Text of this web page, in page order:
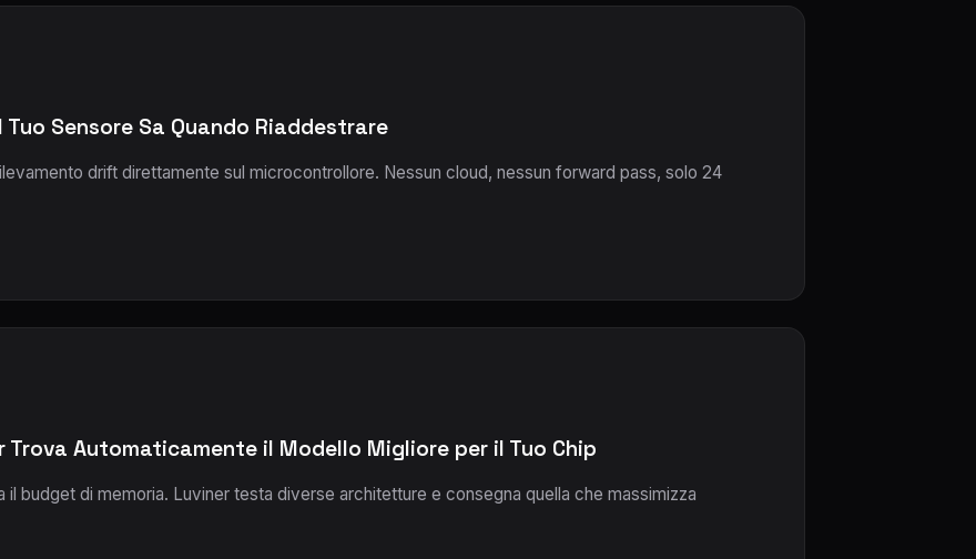
Sensore Sa Quando Riaddestrare
drift direttamente sul microcontrollore. Nessun cloud, nessun forward pass, solo 24
Trova Automaticamente il Modello Migliore per il Tuo Chip
budget di memoria. Luviner testa diverse architetture e consegna quella che massimizza